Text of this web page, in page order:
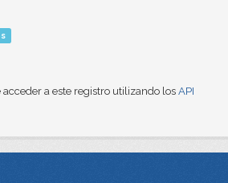
a este registro utilizando los API